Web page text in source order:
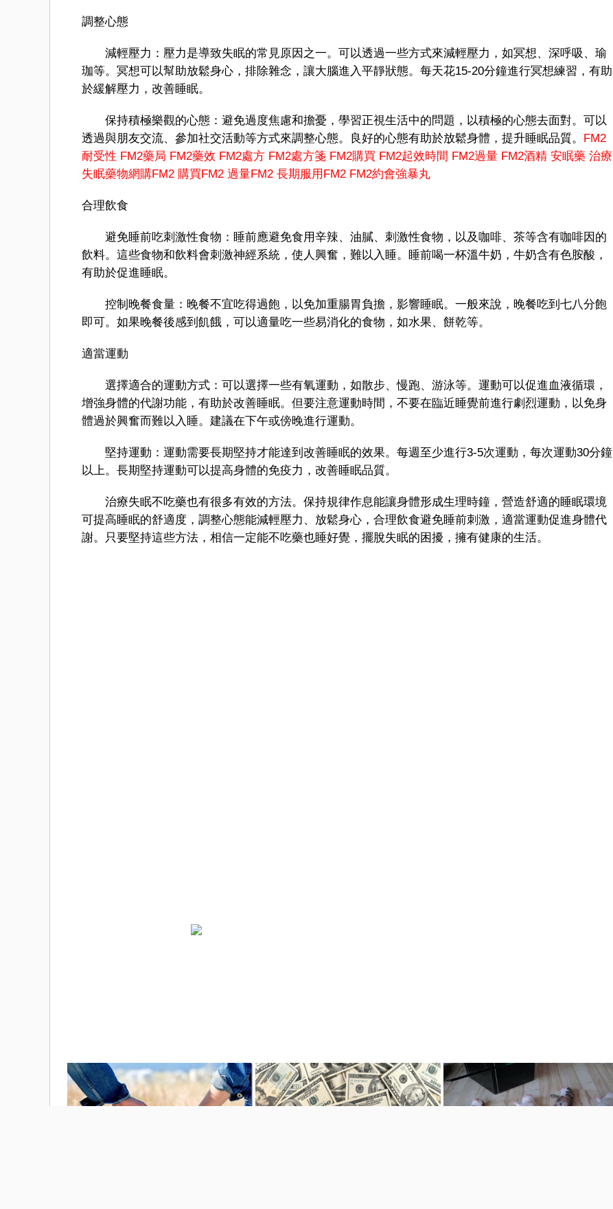
調整心態
減輕壓力：壓力是導致失眠的常見原因之一。可以透過一些方式來減輕壓力，如冥想、深呼吸、瑜
珈等。冥想可以幫助放鬆身心，排除雜念，讓大腦進入平靜狀態。每天花15-20分鐘進行冥想練習，有助
於緩解壓力，改善睡眠。
保持積極樂觀的心態：避免過度焦慮和擔憂，學習正視生活中的問題，以積極的心態去面對。可以
透過與朋友交流、參加社交活動等方式來調整心態。良好的心態有助於放鬆身體，提升睡眠品質。 FM2
耐受性 FM2藥局 FM2藥效 FM2處方 FM2處方箋 FM2購買 FM2起效時間 FM2過量 FM2酒精 安眠藥 治療
失眠藥物網購FM2 購買FM2 過量FM2 長期服用FM2 FM2約會強暴丸
合理飲食
避免睡前吃刺激性食物：睡前應避免食用辛辣、油膩、刺激性食物，以及咖啡、茶等含有咖啡因的
飲料。這些食物和飲料會刺激神經系統，使人興奮，難以入睡。睡前喝一杯溫牛奶，牛奶含有色胺酸，
有助於促進睡眠。
控制晚餐食量：晚餐不宜吃得過飽，以免加重腸胃負擔，影響睡眠。一般來說，晚餐吃到七八分飽
即可。如果晚餐後感到飢餓，可以適量吃一些易消化的食物，如水果、餅乾等。
適當運動
選擇適合的運動方式：可以選擇一些有氧運動，如散步、慢跑、游泳等。運動可以促進血液循環，
增強身體的代謝功能，有助於改善睡眠。但要注意運動時間，不要在臨近睡覺前進行劇烈運動，以免身
體過於興奮而難以入睡。建議在下午或傍晚進行運動。
堅持運動：運動需要長期堅持才能達到改善睡眠的效果。每週至少進行3-5次運動，每次運動30分鐘
以上。長期堅持運動可以提高身體的免疫力，改善睡眠品質。
治療失眠不吃藥也有很多有效的方法。保持規律作息能讓身體形成生理時鐘，營造舒適的睡眠環境
可提高睡眠的舒適度，調整心態能減輕壓力、放鬆身心，合理飲食避免睡前刺激，適當運動促進身體代
謝。只要堅持這些方法，相信一定能不吃藥也睡好覺，擺脫失眠的困擾，擁有健康的生活。